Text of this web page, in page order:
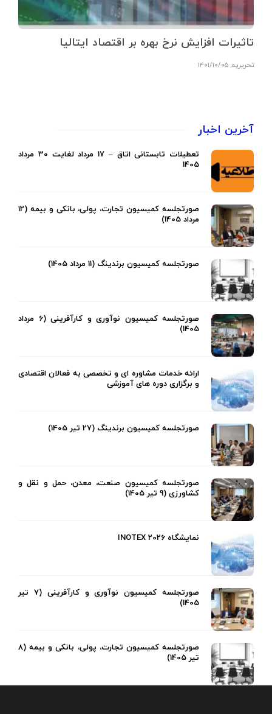
تاثیرات افزایش نرخ بهره بر اقتصاد ایتالیا
تحریریه, ۱۴۰۱/۱۰/۰۵
آخرین اخبار
تعطیلات تابستانی اتاق – 17 مرداد لغایت 30 مرداد
1405
صورتجلسه کمیسیون تجارت، پولی، بانکی و بیمه (12
مرداد 1405)
صورتجلسه کمیسیون برندینگ (11 مرداد 1405)
صورتجلسه کمیسیون نوآوری و کارآفرینی (6 مرداد
1405)
ارائه خدمات مشاوره ای و تخصصی به فعالان اقتصادی
و برگزاری دوره های آموزشی
صورتجلسه کمیسیون برندینگ (27 تیر 1405)
صورتجلسه کمیسیون صنعت، معدن، حمل و نقل و
کشاورزی (9 تیر 1405)
نمایشگاه INOTEX 2026
صورتجلسه کمیسیون نوآوری و کارآفرینی (7 تیر
1405)
صورتجلسه کمیسیون تجارت، پولی، بانکی و بیمه (8
تیر 1405)